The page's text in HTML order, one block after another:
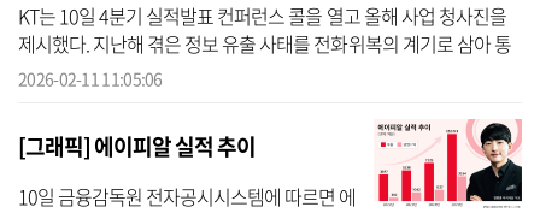
KT는 10일 4분기 실적발표 컨퍼런스 콜을 열고 올해 사업 청사진을
제시했다. 지난해 겪은 정보 유출 사태를 전화위복의 계기로 삼아 통
신 네트워크와 보안이라는 본업의 경쟁력을 단단히 다지는 한편, 마
2026-02-11 11:05:06
[그래픽] 에이피알 실적 추이
10일 금융감독원 전자공시시스템에 따르면 에